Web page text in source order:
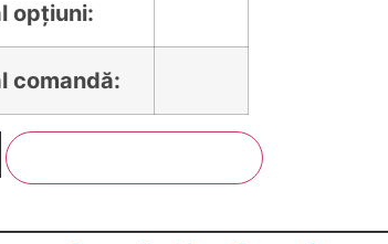
opțiuni:
comandă: